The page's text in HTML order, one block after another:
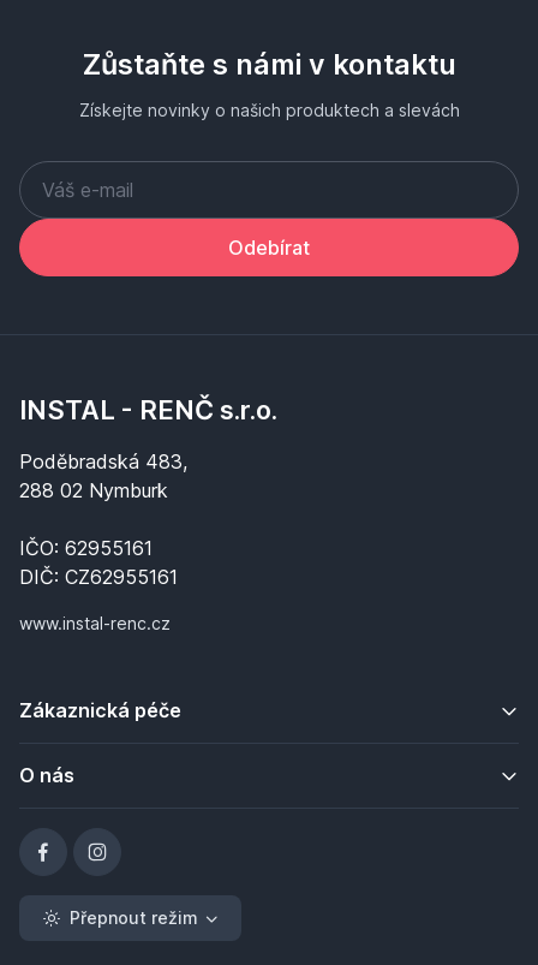
Zůstaňte s námi v kontaktu
Získejte novinky o našich produktech a slevách
Odebírat
INSTAL - RENČ s.r.o.
Poděbradská 483,
288 02 Nymburk
IČO: 62955161
DIČ: CZ62955161
www.instal-renc.cz
Zákaznická péče
O nás
Přepnout režim